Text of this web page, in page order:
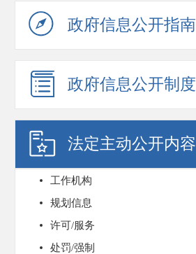
政府信息公开指南
政府信息公开制度
法定主动公开内容
工作机构
规划信息
许可/服务
处罚/强制